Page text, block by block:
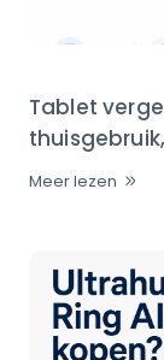
Tablet
Meer lezen